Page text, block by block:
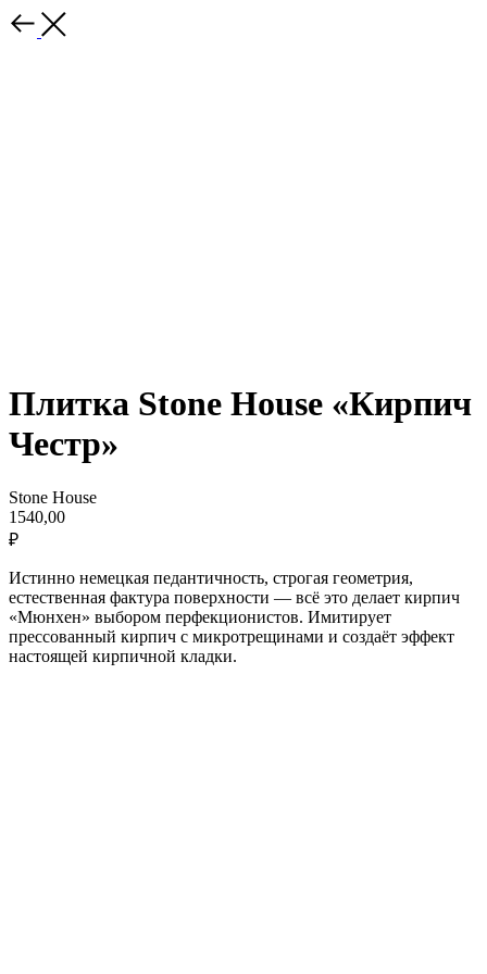
Плитка Stone House «Кирпич
Честр»
Stone House
1540,00
₽
Истинно немецкая педантичность, строгая геометрия,
естественная фактура поверхности — всё это делает кирпич
«Мюнхен» выбором перфекционистов. Имитирует
прессованный кирпич с микротрещинами и создаёт эффект
настоящей кирпичной кладки.